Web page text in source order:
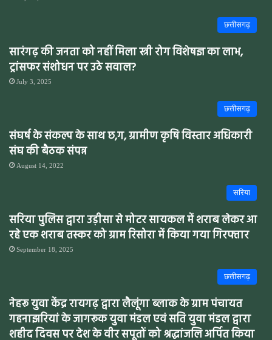
छत्तीसगढ़
सारंगढ़ की जनता को नहीं मिला स्त्री रोग विशेषज्ञ का लाभ,
ट्रांसफर संशोधन पर उठे सवाल?
July 3, 2025
छत्तीसगढ़
संघर्ष के संकल्प के साथ छ,ग, ग्रामीण कृषि विस्तार अधिकारी
संघ की बैठक संपन्न
August 14, 2022
सरिया
सरिया पुलिस द्वारा उड़ीसा से मोटर सायकल में शराब लेकर आ
रहे एक शराब तस्कर को ग्राम रिसोरा में किया गया गिरफ्तार
September 18, 2025
छत्तीसगढ़
नेहरू युवा केंद्र रायगढ़ द्वारा लैलूंगा ब्लाक के ग्राम पंचायत
गहनाझरियां के जागरूक युवा मंडल एवं सति युवा मंडल द्वारा
शहीद दिवस पर देश के वीर सपूतों को श्रद्धांजलि अर्पित किया